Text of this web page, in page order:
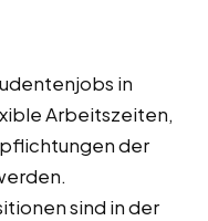
in
Arbeitszeiten,
der
sind in der